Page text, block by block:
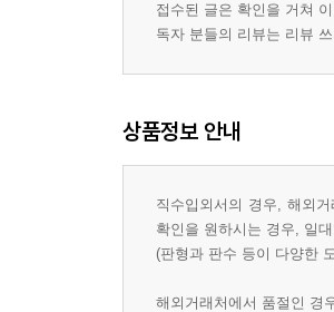
접수된 글은 확인을 거쳐
독자 분들의 리뷰는 리뷰
상품정보 안내
직수입외서의 경우, 해외
확인을 원하시는 경우, 일
(판형과 판수 등이 다양한
해외거래처에서 품절인 경